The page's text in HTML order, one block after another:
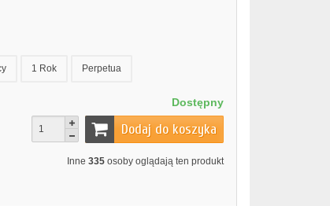
1 Rok Perpetua
Dostępny
Dodaj do koszyka
Inne 335 osoby oglądają ten produkt